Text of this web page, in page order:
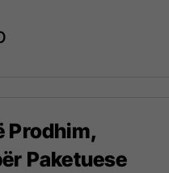
Prodhim,
Paketuese